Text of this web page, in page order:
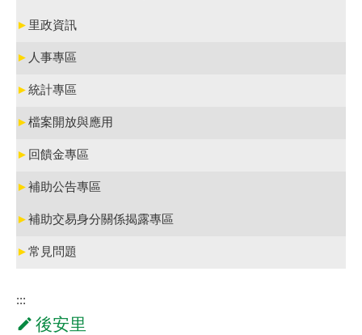
► 里政資訊
► 人事專區
►統計專區
►檔案開放與應用
► 回饋金專區
►補助公告專區
►補助交易身分關係揭露專區
►常見問題
:::
後安里